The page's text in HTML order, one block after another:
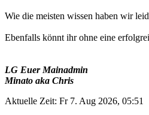
Wie die meisten wissen haben wir
Ebenfalls könnt ihr ohne eine
LG Euer Mainadmin
Minato aka Chris
Aktuelle Zeit: Fr 7. Aug 2026, 05:51